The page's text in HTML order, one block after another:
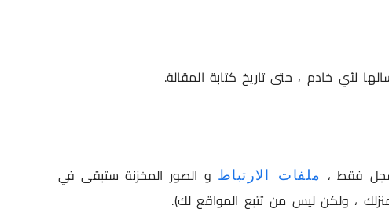
لأي خادم ، حتى تاريخ كتابة المقالة.
فقط ، ملفات الارتباط و الصور المخزنة ستبقى في
، ولكن ليس من تتبع المواقع لك).